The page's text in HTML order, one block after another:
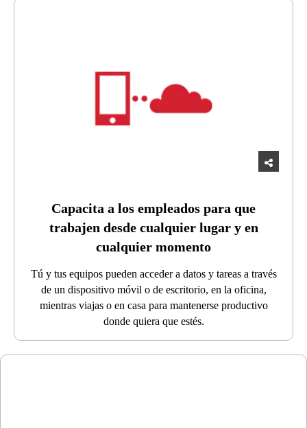
Capacita a los empleados para que
trabajen desde cualquier lugar y en
cualquier momento
Tú y tus equipos pueden acceder a datos y tareas a través
de un dispositivo móvil o de escritorio, en la oficina,
mientras viajas o en casa para mantenerse productivo
donde quiera que estés.